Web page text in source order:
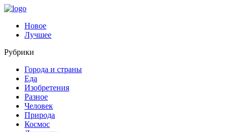
Новое
Лучшее
Рубрики
Города и страны
Еда
Изобретения
Разное
Человек
Природа
Космос